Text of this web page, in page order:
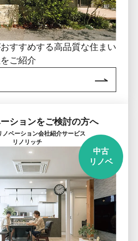
すすめする高品質な住まい
ご紹介
ションをご検討の方へ
ノベーション会社紹介サービス
リノリッチ
中古
リノベ